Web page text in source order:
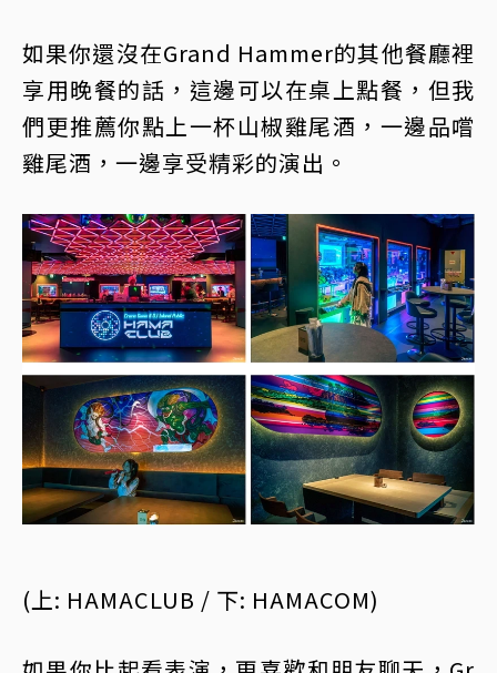
如果你還沒在Grand Hammer的其他餐廳裡
享用晚餐的話，這邊可以在桌上點餐，但我
們更推薦你點上一杯山椒雞尾酒，一邊品嚐
雞尾酒，一邊享受精彩的演出。
(上: HAMACLUB / 下: HAMACOM)